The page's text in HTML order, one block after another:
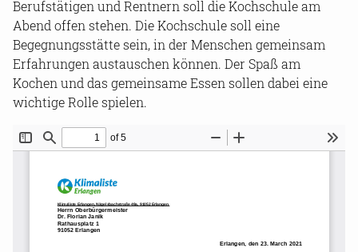
Berufstätigen und Rentnern soll die Kochschule am
Abend offen stehen. Die Kochschule soll eine
Begegnungsstätte sein, in der Menschen gemeinsam
Erfahrungen austauschen können. Der Spaß am
Kochen und das gemeinsame Essen sollen dabei eine
wichtige Rolle spielen.